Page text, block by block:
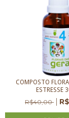
COMPOSTO
ESTRESSE
R$40,00